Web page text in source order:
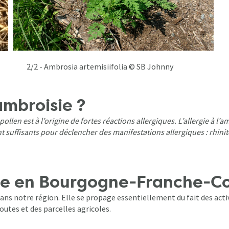
artemisiifolia © SB Johnny
?
est à l’origine de fortes réactions allergiques. L’allergie à
pour déclencher des manifestations allergiques :
en Bourgogne-Franche-
notre région. Elle se propage essentiellement du fait des
et des parcelles agricoles.